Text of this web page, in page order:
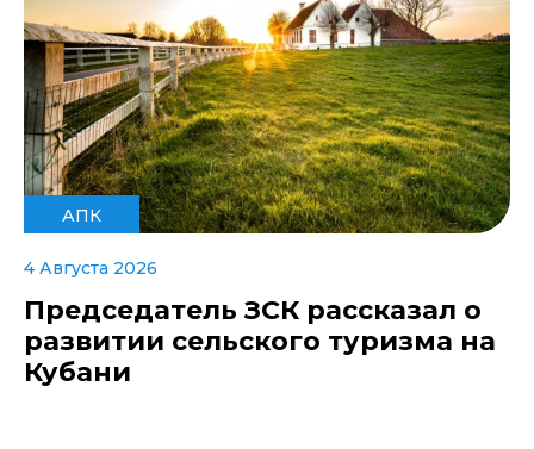
АПК
4 Августа 2026
Председатель ЗСК рассказал о
развитии сельского туризма на
Кубани